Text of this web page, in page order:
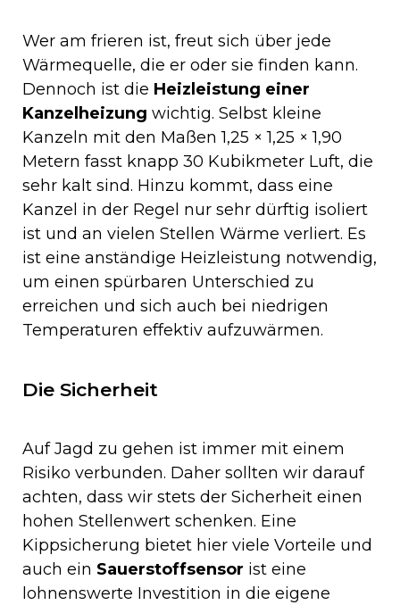
Wer am frieren ist, freut sich über jede
Wärmequelle, die er oder sie finden kann.
Dennoch ist die Heizleistung einer
Kanzelheizung wichtig. Selbst kleine
Kanzeln mit den Maßen 1,25 × 1,25 × 1,90
Metern fasst knapp 30 Kubikmeter Luft, die
sehr kalt sind. Hinzu kommt, dass eine
Kanzel in der Regel nur sehr dürftig isoliert
ist und an vielen Stellen Wärme verliert. Es
ist eine anständige Heizleistung notwendig,
um einen spürbaren Unterschied zu
erreichen und sich auch bei niedrigen
Temperaturen effektiv aufzuwärmen.
Die Sicherheit
Auf Jagd zu gehen ist immer mit einem
Risiko verbunden. Daher sollten wir darauf
achten, dass wir stets der Sicherheit einen
hohen Stellenwert schenken. Eine
Kippsicherung bietet hier viele Vorteile und
auch ein Sauerstoffsensor ist eine
lohnenswerte Investition in die eigene